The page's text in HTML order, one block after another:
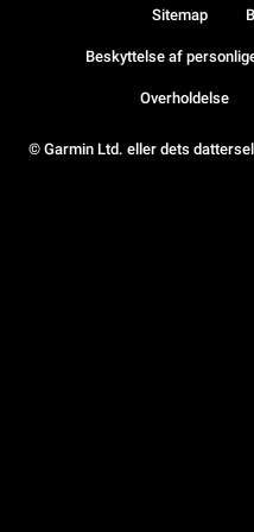
© Garmin Ltd. eller dets
Sitemap
Beskyttelse af
Overholdelse